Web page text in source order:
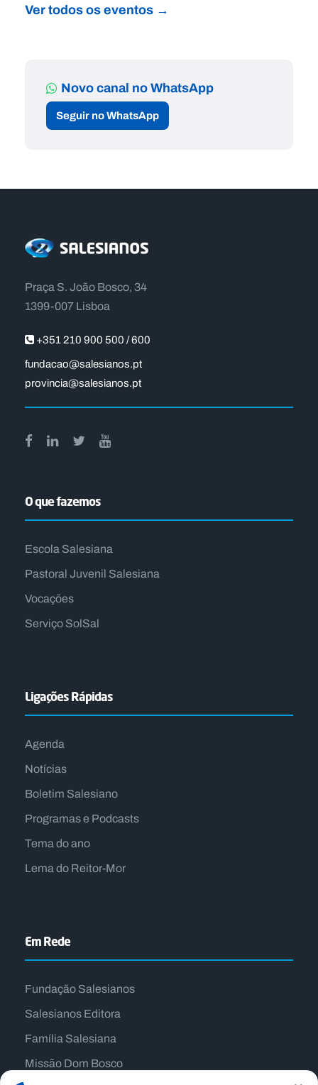
Ver todos os eventos →
Novo canal no WhatsApp
Seguir no WhatsApp
Praça S. João Bosco, 34
1399-007 Lisboa
+351 210 900 500 / 600
fundacao@salesianos.pt
provincia@salesianos.pt
O que fazemos
Escola Salesiana
Pastoral Juvenil Salesiana
Vocações
Serviço SolSal
Ligações Rápidas
Agenda
Notícias
Boletim Salesiano
Programas e Podcasts
Tema do ano
Lema do Reitor-Mor
Em Rede
Fundação Salesianos
Salesianos Editora
Família Salesiana
Missão Dom Bosco